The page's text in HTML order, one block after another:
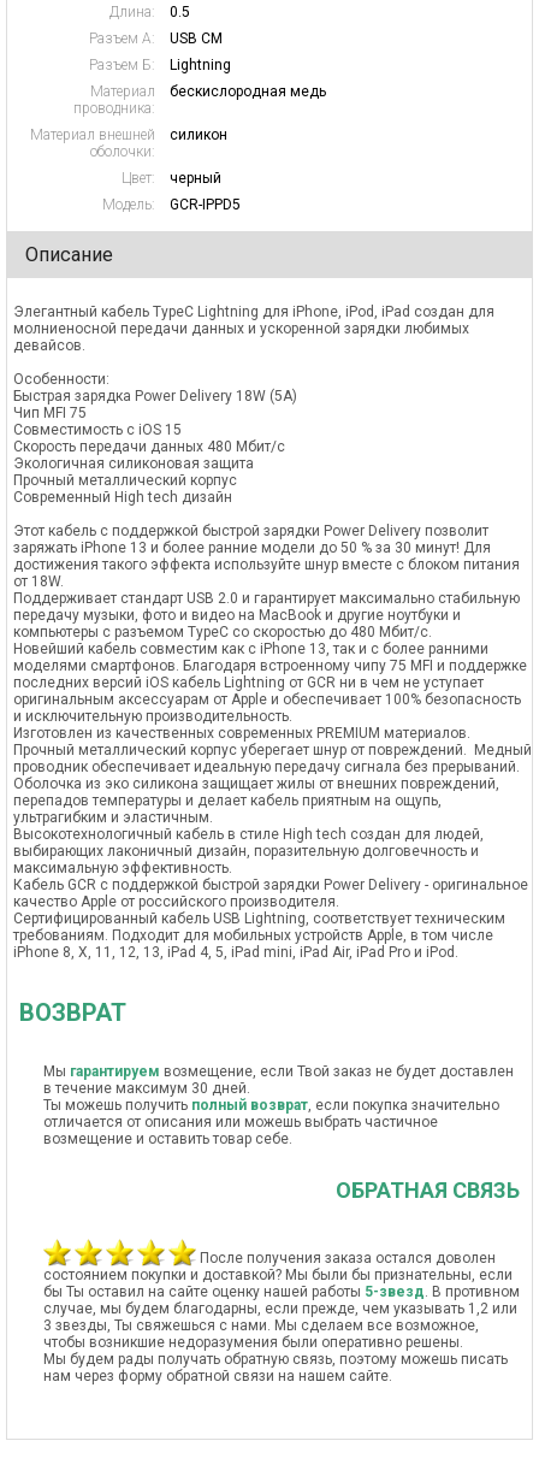
Длина:
0.5
Разъем А:
USB CM
Разъем Б:
Lightning
Материал
проводника:
бескислородная медь
Материал внешней
оболочки:
силикон
Цвет:
черный
Модель:
GCR-IPPD5
Описание
Элегантный кабель TypeC Lightning для iPhone, iPod, iPad создан для
молниеносной передачи данных и ускоренной зарядки любимых
девайсов.
Особенности:
Быстрая зарядка Power Delivery 18W (5A)
Чип MFI 75
Совместимость с iOS 15
Скорость передачи данных 480 Мбит/с
Экологичная силиконовая защита
Прочный металлический корпус
Современный High tech дизайн
Этот кабель с поддержкой быстрой зарядки Power Delivery позволит
заряжать iPhone 13 и более ранние модели до 50 % за 30 минут! Для
достижения такого эффекта используйте шнур вместе с блоком питания
от 18W.
Поддерживает стандарт USB 2.0 и гарантирует максимально стабильную
передачу музыки, фото и видео на MacBook и другие ноутбуки и
компьютеры с разъемом TypeC со скоростью до 480 Мбит/с.
Новейший кабель совместим как с iPhone 13, так и с более ранними
моделями смартфонов. Благодаря встроенному чипу 75 MFI и поддержке
последних версий iOS кабель Lightning от GCR ни в чем не уступает
оригинальным аксессуарам от Apple и обеспечивает 100% безопасность
и исключительную производительность.
Изготовлен из качественных современных PREMIUM материалов.
Прочный металлический корпус уберегает шнур от повреждений. Медный
проводник обеспечивает идеальную передачу сигнала без прерываний.
Оболочка из эко силикона защищает жилы от внешних повреждений,
перепадов температуры и делает кабель приятным на ощупь,
ультрагибким и эластичным.
Высокотехнологичный кабель в стиле High tech создан для людей,
выбирающих лаконичный дизайн, поразительную долговечность и
максимальную эффективность.
Кабель GCR с поддержкой быстрой зарядки Power Delivery - оригинальное
качество Apple от российского производителя.
Сертифицированный кабель USB Lightning, соответствует техническим
требованиям. Подходит для мобильных устройств Apple, в том числе
iPhone 8, X, 11, 12, 13, iPad 4, 5, iPad mini, iPad Air, iPad Pro и iPod.
ВОЗВРАТ
Мы гарантируем возмещение, если Твой заказ не будет доставлен
в течение максимум 30 дней.
Ты можешь получить полный возврат, если покупка значительно
отличается от описания или можешь выбрать частичное
возмещение и оставить товар себе.
ОБРАТНАЯ СВЯЗЬ
После получения заказа остался доволен
состоянием покупки и доставкой? Мы были бы признательны, если
бы Ты оставил на сайте оценку нашей работы 5-звезд. В противном
случае, мы будем благодарны, если прежде, чем указывать 1,2 или
3 звезды, Ты свяжешься с нами. Мы сделаем все возможное,
чтобы возникшие недоразумения были оперативно решены.
Мы будем рады получать обратную связь, поэтому можешь писать
нам через форму обратной связи на нашем сайте.